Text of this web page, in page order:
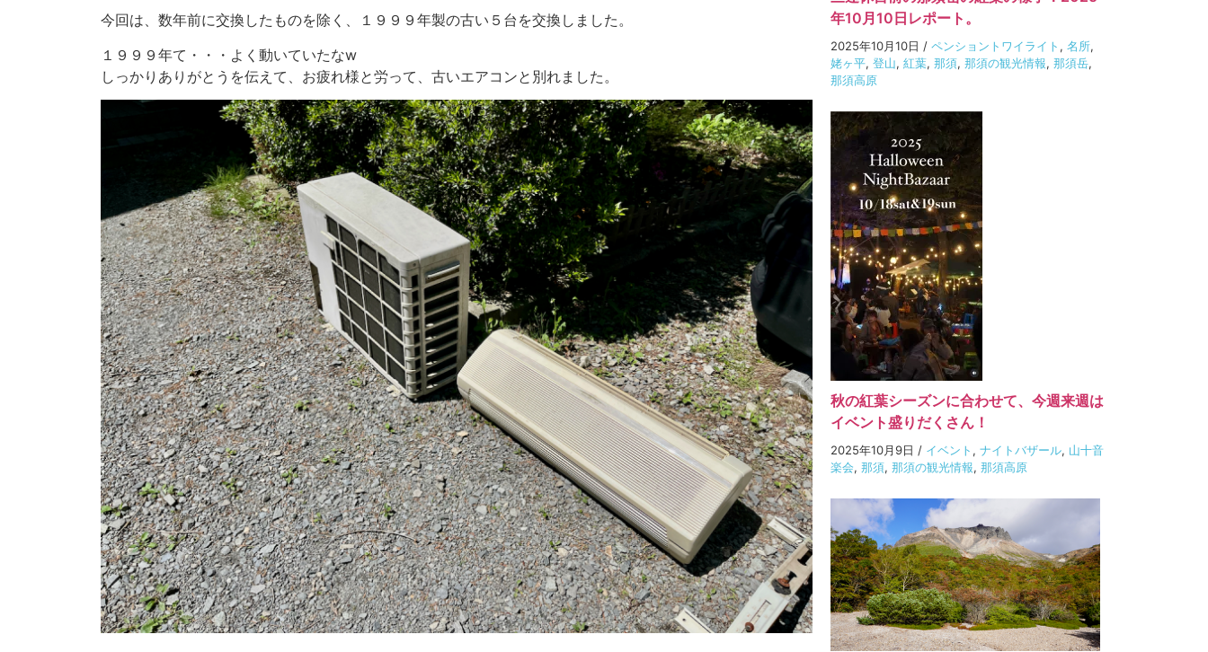
今回は、数年前に交換したものを除く、１９９９年製の古い５台を交換しました。
１９９９年て・・・よく動いていたなw
しっかりありがとうを伝えて、お疲れ様と労って、古いエアコンと別れました。
年10月10日レポート。
2025年10月10日 / ペンショントワイライト , 名所,
姥ヶ平, 登山, 紅葉, 那須, 那須の観光情報, 那須岳,
那須高原
秋の紅葉シーズンに合わせて、今週来週は
イベント盛りだくさん！
2025年10月9日 / イベント , ナイトバザール, 山十音
楽会, 那須, 那須の観光情報, 那須高原